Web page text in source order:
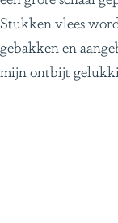
Stukken vlees
gebakken en
mijn ontbijt